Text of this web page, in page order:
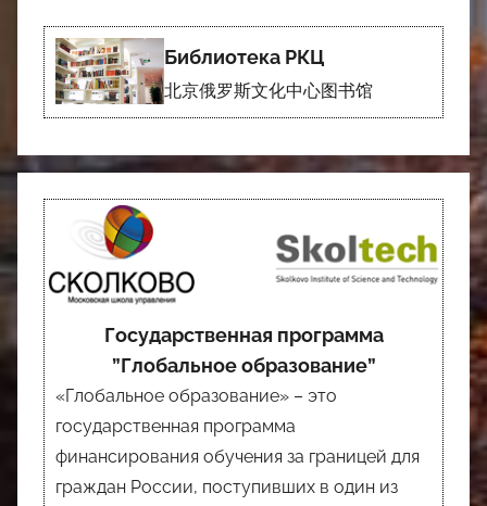
Библиотека РКЦ
北京俄罗斯文化中心图书馆
Государственная программа
”Глобальное образование”
«Глобальное образование» – это
государственная программа
финансирования обучения за границей для
граждан России, поступивших в один из